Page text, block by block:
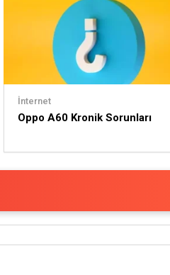
İnternet
Oppo A60 Kronik Sorunları